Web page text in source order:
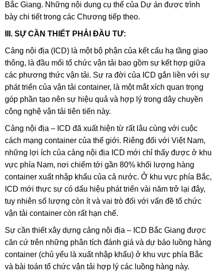
Bắc Giang. Những nội dung cụ thể của Dự án được trình
bày chi tiết trong các Chương tiếp theo.
III. SỰ CẦN THIẾT PHẢI ĐẦU TƯ:
Cảng nội địa (ICD) là một bộ phận của kết cấu hạ tầng giao
thông, là đầu mối tổ chức vận tải bao gồm sự kết hợp giữa
các phương thức vận tải. Sự ra đời của ICD gắn liền với sự
phát triển của vận tải container, là một mắt xích quan trọng
góp phần tạo nên sự hiệu quả và hợp lý trong dây chuyền
công nghệ vận tải tiên tiến này.
Cảng nội địa – ICD đã xuất hiện từ rất lâu cùng với cuộc
cách mạng container của thế giới. Riêng đối với Việt Nam,
những lợi ích của cảng nội địa ICD mới chỉ thấy được ở khu
vực phía Nam, nơi chiếm tới gần 80% khối lượng hàng
container xuất nhập khẩu của cả nước. Ở khu vực phía Bắc,
ICD mới thực sự có dấu hiệu phát triển vài năm trở lại đây,
tuy nhiên số lượng còn ít và vai trò đối với vấn đề tổ chức
vận tải container còn rất hạn chế.
Sự cần thiết xây dựng cảng nội địa – ICD Bắc Giang được
căn cứ trên những phân tích đánh giá và dự báo luồng hàng
container (chủ yếu là xuất nhập khẩu) ở khu vực phía Bắc
và bài toán tổ chức vận tải hợp lý các luồng hàng này.